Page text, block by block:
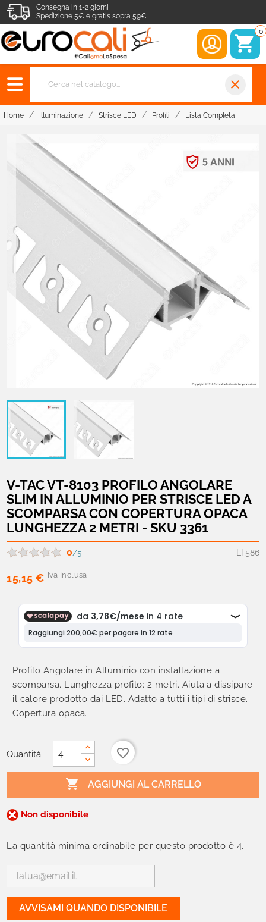
Consegna in 1-2 giorni
Spedizione 5€ e gratis sopra 59€
0
close
Home Illuminazione Strisce LED Profili Lista Completa
V-TAC VT-8103 PROFILO ANGOLARE
SLIM IN ALLUMINIO PER STRISCE LED A
SCOMPARSA CON COPERTURA OPACA
LUNGHEZZA 2 METRI - SKU 3361
LI 586
0/5
15,15 € Iva Inclusa
Profilo Angolare in Alluminio con installazione a
scomparsa. Lunghezza profilo: 2 metri. Aiuta a dissipare
il calore prodotto dai LED. Adatto a tutti i tipi di strisce.
Copertura opaca.
Quantità
 AGGIUNGI AL CARRELLO
favorite_border
Non disponibile
La quantità minima ordinabile per questo prodotto è 4.
AVVISAMI QUANDO DISPONIBILE